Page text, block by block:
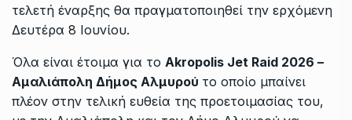
τελετή έναρξης θα πραγματοποιηθεί την ερχόμενη
Δευτέρα 8 Ιουνίου.
Όλα είναι έτοιμα για το Akropolis Jet Raid 2026 –
Αμαλιάπολη Δήμος Αλμυρού το οποίο μπαίνει
πλέον στην τελική ευθεία της προετοιμασίας του,